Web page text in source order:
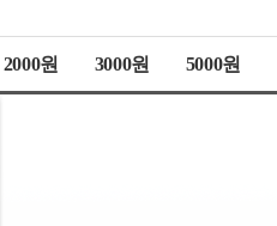
2000원 3000원 5000원